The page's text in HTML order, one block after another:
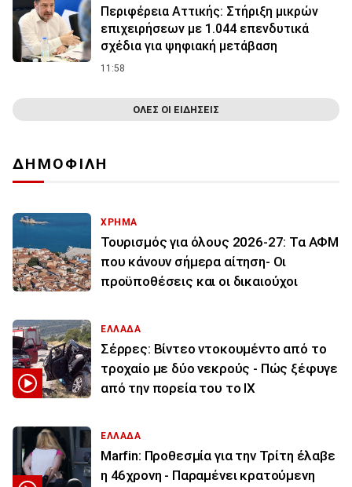
Περιφέρεια Αττικής: Στήριξη μικρών
επιχειρήσεων με 1.044 επενδυτικά
σχέδια για ψηφιακή μετάβαση
11:58
ΟΛΕΣ ΟΙ ΕΙΔΗΣΕΙΣ
ΔΗΜΟΦΙΛΗ
ΧΡΗΜΑ
Τουρισμός για όλους 2026-27: Τα ΑΦΜ
που κάνουν σήμερα αίτηση- Οι
προϋποθέσεις και οι δικαιούχοι
ΕΛΛΑΔΑ
Σέρρες: Βίντεο ντοκουμέντο από το
τροχαίο με δύο νεκρούς - Πώς ξέφυγε
από την πορεία του το ΙΧ
ΕΛΛΑΔΑ
Marfin: Προθεσμία για την Τρίτη έλαβε
η 46χρονη - Παραμένει κρατούμενη